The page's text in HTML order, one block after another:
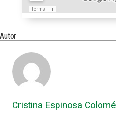
Autor
Cristina Espinosa Colomé